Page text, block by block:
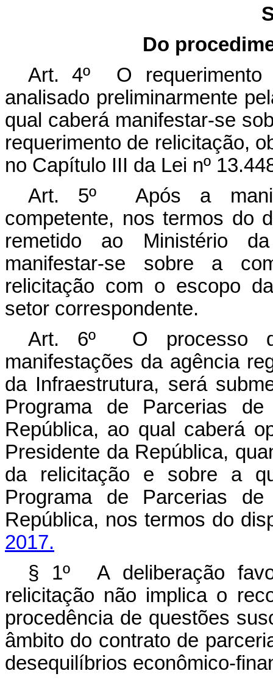
Do
Art. 4º O requerimento
analisado preliminarmente
qual caberá manifestar-se
requerimento de relicitação,
no Capítulo III da Lei nº
Art. 5º Após a
competente, nos termos do
remetido ao Ministério
manifestar-se sobre a
relicitação com o escopo
setor correspondente.
Art. 6º O processo
manifestações da agência
da Infraestrutura, será
Programa de Parcerias
República, ao qual caberá
Presidente da República,
da relicitação e sobre a
Programa de Parcerias
República, nos termos do
2017.
§ 1º A deliberação
relicitação não implica o
procedência de questões
âmbito do contrato de
desequilíbrios econômico-